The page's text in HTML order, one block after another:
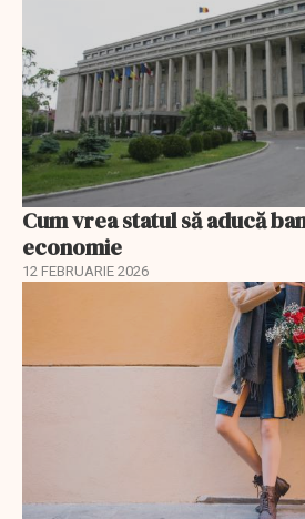
Cum vrea statul să aducă
economie
12 FEBRUARIE 2026